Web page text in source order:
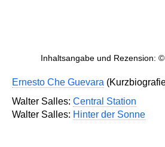
Inhaltsangabe und Rezension:
Ernesto Che Guevara
Walter Salles: Central Station
Walter Salles: Hinter der Sonne